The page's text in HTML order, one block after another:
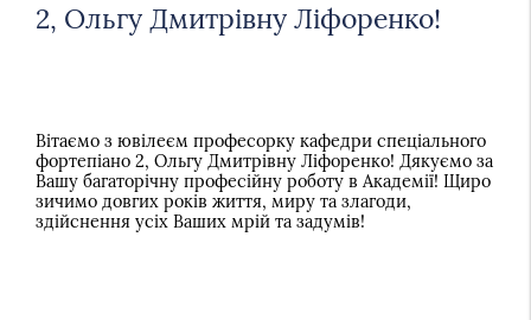
2, Ольгу Дмитрівну Ліфоренко!
Вітаємо з ювілеєм професорку кафедри спеціального
фортепіано 2, Ольгу Дмитрівну Ліфоренко! Дякуємо за
Вашу багаторічну професійну роботу в Академії! Щиро
зичимо довгих років життя, миру та злагоди,
здійснення усіх Ваших мрій та задумів!